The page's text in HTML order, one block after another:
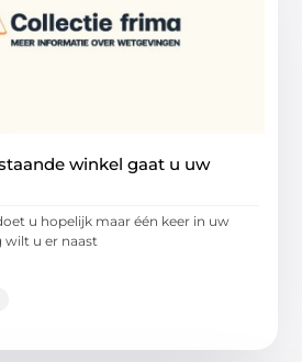
winkel gaat u uw
u hopelijk maar één keer in uw
wilt u er naast